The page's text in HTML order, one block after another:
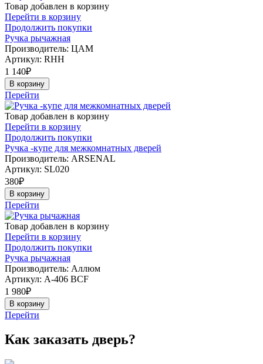
Товар добавлен в корзину
Перейти в корзину
Продолжить покупки
Ручка рычажная
Производитель: ЦАМ
Артикул: RHH
1 140₽
В корзину
Перейти
Товар добавлен в корзину
Перейти в корзину
Продолжить покупки
Ручка -купе для межкомнатных дверей
Производитель: ARSENAL
Артикул: SL020
380₽
В корзину
Перейти
Товар добавлен в корзину
Перейти в корзину
Продолжить покупки
Ручка рычажная
Производитель: Аллюм
Артикул: А-406 BCF
1 980₽
В корзину
Перейти
Как заказать дверь?